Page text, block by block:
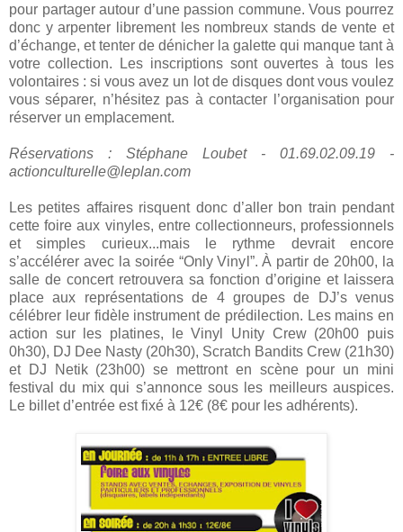
pour partager autour d’une passion commune. Vous pourrez
donc y arpenter librement les nombreux stands de vente et
d’échange, et tenter de dénicher la galette qui manque tant à
votre collection. Les inscriptions sont ouvertes à tous les
volontaires : si vous avez un lot de disques dont vous voulez
vous séparer, n’hésitez pas à contacter l’organisation pour
réserver un emplacement.
Réservations : Stéphane Loubet - 01.69.02.09.19 -
actionculturelle@leplan.com
Les petites affaires risquent donc d’aller bon train pendant
cette foire aux vinyles, entre collectionneurs, professionnels
et simples curieux...mais le rythme devrait encore
s’accélérer avec la soirée “Only Vinyl”. À partir de 20h00, la
salle de concert retrouvera sa fonction d’origine et laissera
place aux représentations de 4 groupes de DJ’s venus
célébrer leur fidèle instrument de prédilection. Les mains en
action sur les platines, le Vinyl Unity Crew (20h00 puis
0h30), DJ Dee Nasty (20h30), Scratch Bandits Crew (21h30)
et DJ Netik (23h00) se mettront en scène pour un mini
festival du mix qui s’annonce sous les meilleurs auspices.
Le billet d’entrée est fixé à 12€ (8€ pour les adhérents).